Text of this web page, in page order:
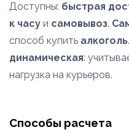
Доступны: быстрая
к часу и самовывоз.
способ купить алкоголь
динамическая:
нагрузка на курьеров.
Способы расчета